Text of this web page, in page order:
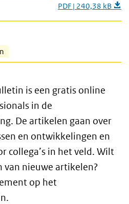
PDF | 240,38 kB
is een gratis online
in de
De artikelen gaan over
en ontwikkelingen en
collega’s in het veld. Wilt
van nieuwe artikelen?
op het